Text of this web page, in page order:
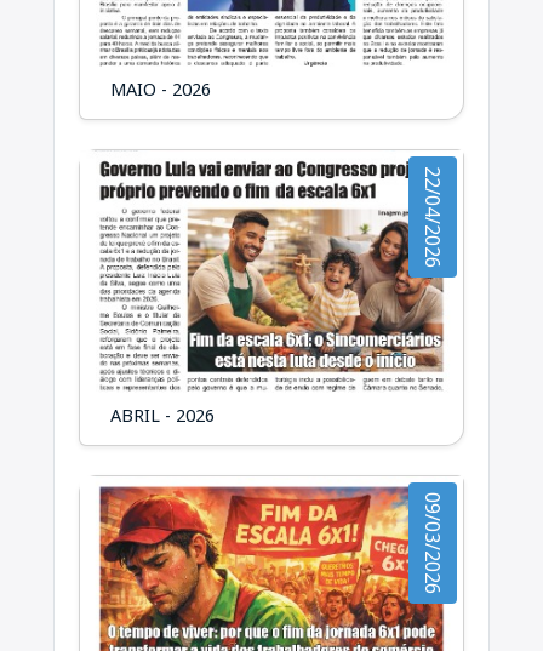
MAIO - 2026
22/04/2026
ABRIL - 2026
09/03/2026